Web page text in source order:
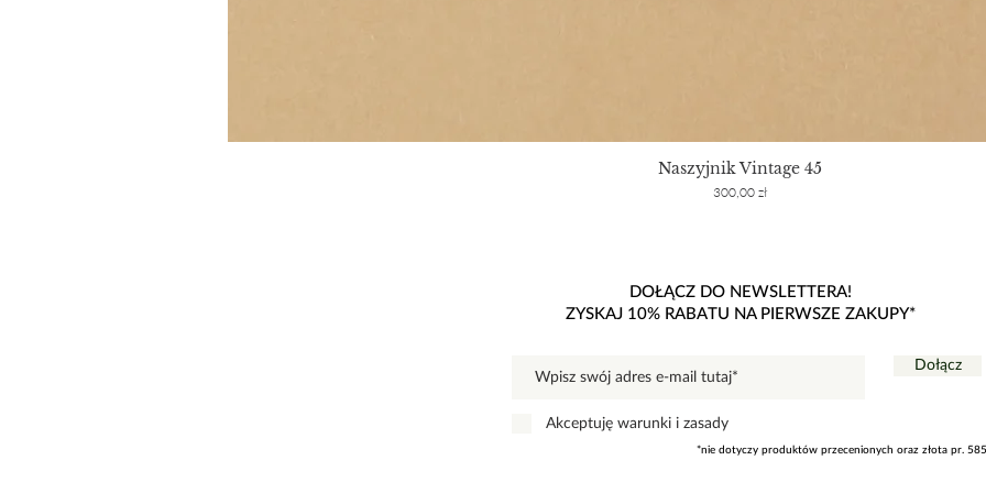
Naszyjnik Vintage 45
Cena
300,00 zł
DOŁĄCZ DO NEWSLETTERA!
ZYSKAJ 10% RABATU NA PIERWSZE ZAKUPY*
Dołącz
Akceptuję warunki i zasady
*nie dotyczy produktów przecenionych oraz złota pr. 585